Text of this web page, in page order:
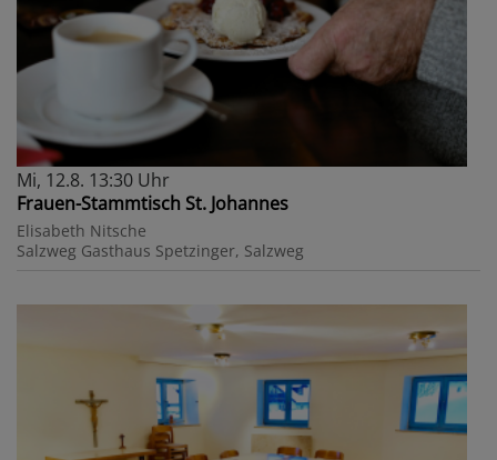
Mi, 12.8. 13:30 Uhr
Frauen-Stammtisch St. Johannes
Elisabeth Nitsche
Salzweg Gasthaus Spetzinger, Salzweg